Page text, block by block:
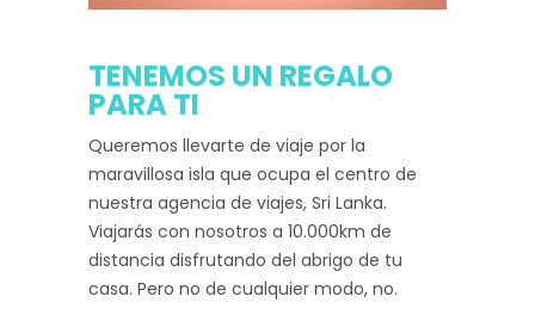
TENEMOS UN REGALO
PARA TI
Queremos llevarte de viaje por la
maravillosa isla que ocupa el centro de
nuestra agencia de viajes, Sri Lanka.
Viajarás con nosotros a 10.000km de
distancia disfrutando del abrigo de tu
casa. Pero no de cualquier modo, no.